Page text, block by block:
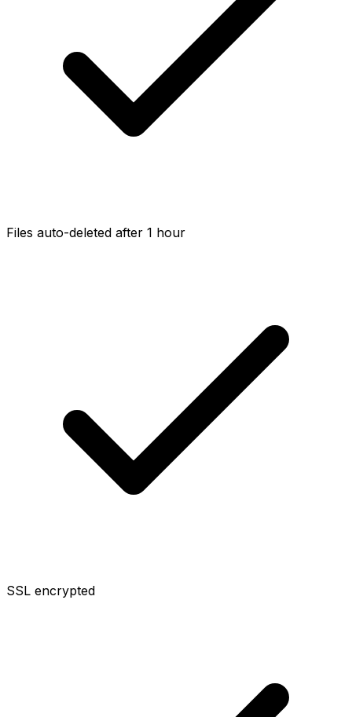
Files auto-deleted after 1 hour
SSL encrypted